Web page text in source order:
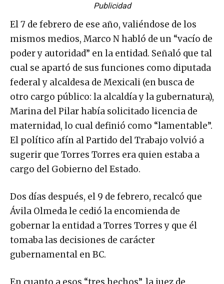
Publicidad
El 7 de febrero de ese año, valiéndose de los
mismos medios, Marco N habló de un “vacío de
poder y autoridad” en la entidad. Señaló que tal
cual se apartó de sus funciones como diputada
federal y alcaldesa de Mexicali (en busca de
otro cargo público: la alcaldía y la gubernatura),
Marina del Pilar había solicitado licencia de
maternidad, lo cual definió como “lamentable”.
El político afín al Partido del Trabajo volvió a
sugerir que Torres Torres era quien estaba a
cargo del Gobierno del Estado.
Dos días después, el 9 de febrero, recalcó que
Ávila Olmeda le cedió la encomienda de
gobernar la entidad a Torres Torres y que él
tomaba las decisiones de carácter
gubernamental en BC.